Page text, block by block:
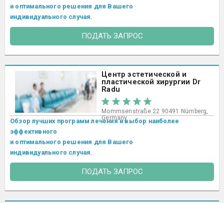
и оптимального решения для Вашего
индивидуального случая.
ПОДАТЬ ЗАПРОС
Центр эстетической и
пластической хирургии Dr
Radu
Mommsenstraße 22 90491 Nürnberg,
Germany
Обзор лучших программ лечения и выбор наиболее
эффективного
и оптимального решения для Вашего
индивидуального случая.
ПОДАТЬ ЗАПРОС